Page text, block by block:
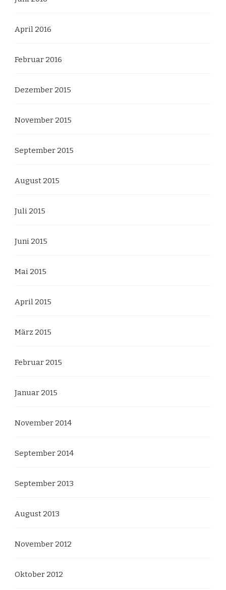
April 2016
Februar 2016
Dezember 2015
November 2015
September 2015
August 2015
Juli 2015
Juni 2015
Mai 2015
April 2015
März 2015
Februar 2015
Januar 2015
November 2014
September 2014
September 2013
August 2013
November 2012
Oktober 2012